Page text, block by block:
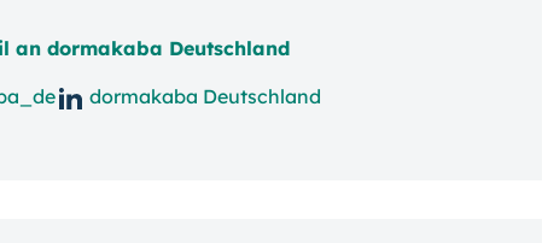
an dormakaba Deutschland
dormakaba Deutschland